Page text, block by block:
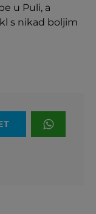
u Puli, a
s nikad boljim